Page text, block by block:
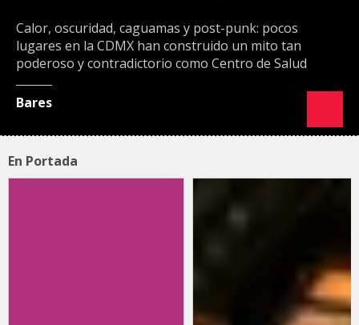
Calor, oscuridad, caguamas y post-punk: pocos
lugares en la CDMX han construido un mito tan
poderoso y contradictorio como Centro de Salud
Bares
En Portada